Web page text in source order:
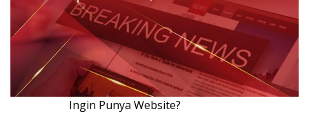
Ingin Punya Website?